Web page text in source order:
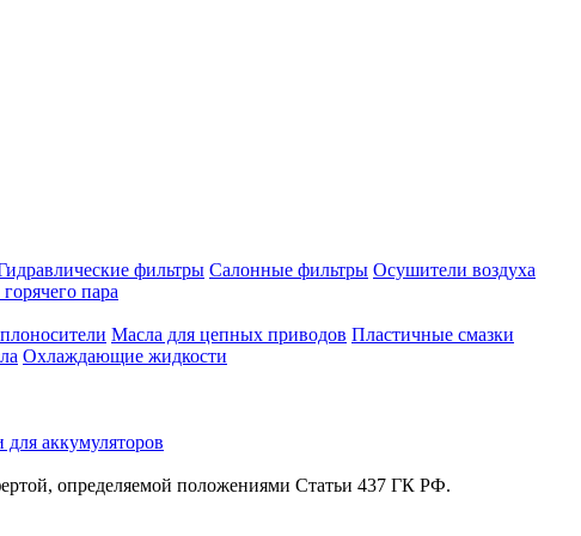
фильтры Салонные фильтры Осушители воздуха
пара
Масла для цепных приводов Пластичные смазки
Охлаждающие жидкости
аккумуляторов
определяемой положениями Статьи 437 ГК РФ.